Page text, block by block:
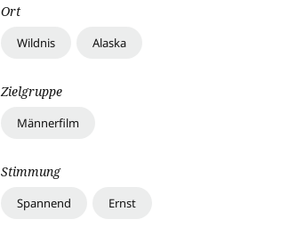
Ort
Wildnis Alaska
Zielgruppe
Männerfilm
Stimmung
Spannend Ernst